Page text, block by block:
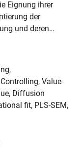
Eignung ihrer
der
und deren…
Value-
Diffusion
fit, PLS-SEM,